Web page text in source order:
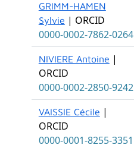
GRIMM-HAMEN
Sylvie | ORCID
0000-0002-7862-0264
NIVIERE Antoine |
ORCID
0000-0002-2850-9242
VAISSIE Cécile |
ORCID
0000-0001-8255-3351